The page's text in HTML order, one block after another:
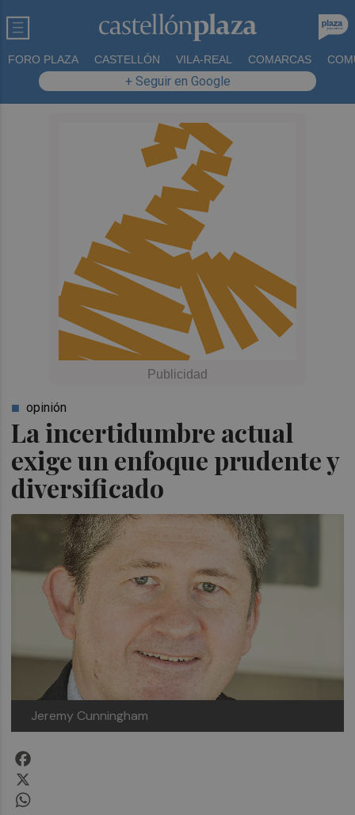
FORO PLAZA CASTELLÓN VILA-REAL COMARCAS
+ Seguir en Google
La incertidumbre actual
exige un enfoque prudente y
diversificado
opinión
Jeremy Cunningham